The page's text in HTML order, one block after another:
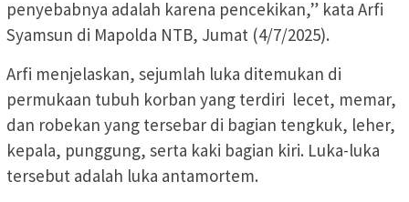
penyebabnya adalah karena pencekikan,” kata Arfi
Syamsun di Mapolda NTB, Jumat (4/7/2025).
Arfi menjelaskan, sejumlah luka ditemukan di
permukaan tubuh korban yang terdiri lecet, memar,
dan robekan yang tersebar di bagian tengkuk, leher,
kepala, punggung, serta kaki bagian kiri. Luka-luka
tersebut adalah luka antamortem.